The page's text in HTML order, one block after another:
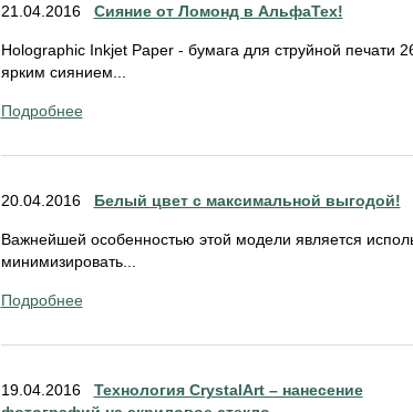
21.04.2016 Сияние от Ломонд в АльфаТех!
Holographic Inkjet Paper - бумага для струйной печати
ярким сиянием...
Подробнее
20.04.2016 Белый цвет с максимальной выгодой!
Важнейшей особенностью этой модели является
минимизировать...
Подробнее
19.04.2016 Технология CrystalArt – нанесение